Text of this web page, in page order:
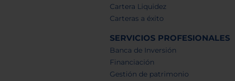
Cartera Liquidez
Carteras a éxito
SERVICIOS PROFESIONALES
Banca de Inversión
Financiación
Gestión de patrimonio